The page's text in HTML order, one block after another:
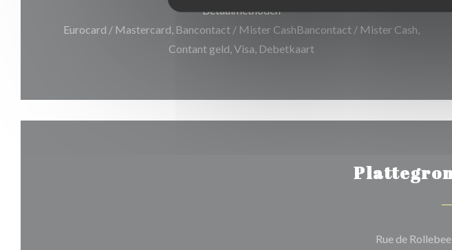
Betaalmethoden
Eurocard / Mastercard, Bancontact / Mister CashBancontact / Mister Cash,
Contant geld, Visa, Debetkaart
Rue de